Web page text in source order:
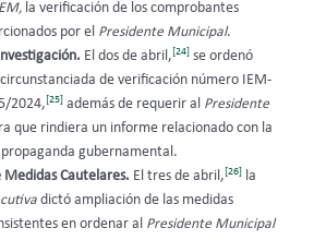
la verificación de los comprobantes
por el Presidente Municipal.
El dos de abril,[24]se ordenó
de verificación número IEM-
2024,[25]además de requerir al
Presidente
que rindiera un informe relacionado con la
gubernamental.
Medidas Cautelares. El tres de abril,[26]la
dictó ampliación de las medidas
en ordenar al
Presidente Municipal